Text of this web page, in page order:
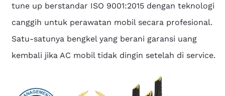
tune up berstandar ISO 9001:2015 dengan teknologi
canggih untuk perawatan mobil secara profesional.
Satu-satunya bengkel yang berani garansi uang
kembali jika AC mobil tidak dingin setelah di service.